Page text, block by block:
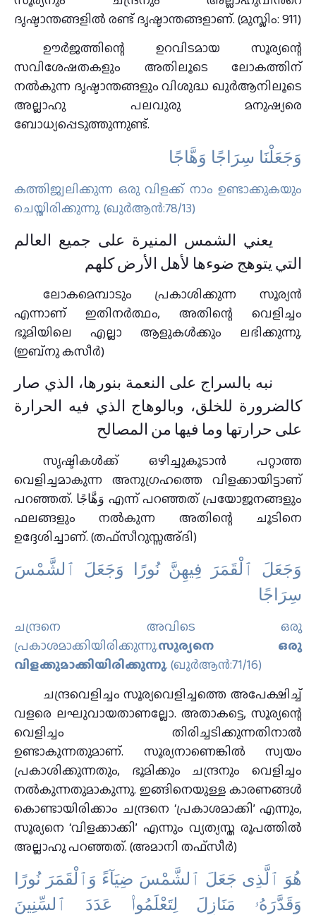
ദൃഷ്ടാന്തങ്ങളില്‍ രണ്ട് ദൃഷ്ടാന്തങ്ങളാണ്. (മുസ്ലിം: 911)
ഊര്‍ജത്തിന്റെ ഉറവിടമായ സൂര്യന്റെ
സവിശേഷതകളും അതിലൂടെ ലോകത്തിന്
നല്‍കുന്ന ദൃഷ്ടാന്തങ്ങളും വിശുദ്ധ ഖുര്‍ആനിലൂടെ
അല്ലാഹു പലവുരു മനുഷ്യരെ
ബോധ്യപ്പെടുത്തുന്നുണ്ട്.
وَجَعَلْنَا سِرَاجًا وَهَّاجًا
കത്തിജ്വലിക്കുന്ന ഒരു വിളക്ക് നാം ഉണ്ടാക്കുകയും
ചെയ്തിരിക്കുന്നു. (ഖുർആൻ:78/13)
يعني الشمس المنيرة على جميع العالم
التي يتوهج ضوءها لأهل الأرض كلهم
ലോകമെമ്പാടും പ്രകാശിക്കുന്ന സൂര്യൻ
എന്നാണ് ഇതിനർത്ഥം, അതിന്റെ വെളിച്ചം
ഭൂമിയിലെ എല്ലാ ആളുകൾക്കും ലഭിക്കുന്നു.
(ഇബ്നു കസീർ)
نبه بالسراج على النعمة بنورها، الذي صار
كالضرورة للخلق، وبالوهاج الذي فيه الحرارة
على حرارتها وما فيها من المصالح
സൃഷ്ടികള്‍ക്ക് ഒഴിച്ചുകൂടാന്‍ പറ്റാത്ത
വെളിച്ചമാകുന്ന അനുഗ്രഹത്തെ വിളക്കായിട്ടാണ്
പറഞ്ഞത്. وَهَّاجًا എന്ന് പറഞ്ഞത് പ്രയോജനങ്ങളും
ഫലങ്ങളും നല്‍കുന്ന അതിന്റെ ചൂടിനെ
ഉദ്ദേശിച്ചാണ്. (തഫ്സീറുസ്സഅ്ദി)
وَجَعَلَ ٱلْقَمَرَ فِيهِنَّ نُورًا وَجَعَلَ ٱلشَّمْسَ
سِرَاجًا
ചന്ദ്രനെ അവിടെ ഒരു
പ്രകാശമാക്കിയിരിക്കുന്നു.സൂര്യനെ ഒരു
വിളക്കുമാക്കിയിരിക്കുന്നു. (ഖുര്‍ആന്‍:71/16)
ചന്ദ്രവെളിച്ചം സൂര്യവെളിച്ചത്തെ അപേക്ഷിച്ച്
വളരെ ലഘുവായതാണല്ലോ. അതാകട്ടെ, സൂര്യന്റെ
വെളിച്ചം തിരിച്ചടിക്കുന്നതിനാല്‍
ഉണ്ടാകുന്നതുമാണ്. സൂര്യനാണെങ്കില്‍ സ്വയം
പ്രകാശിക്കുന്നതും, ഭൂമിക്കും ചന്ദ്രനും വെളിച്ചം
നൽകുന്നതുമാകുന്നു. ഇങ്ങിനെയുള്ള കാരണങ്ങള്‍
കൊണ്ടായിരിക്കാം ചന്ദ്രനെ ‘പ്രകാശമാക്കി’ എന്നും,
സൂര്യനെ ‘വിളക്കാക്കി’ എന്നും വ്യത്യസ്ത രൂപത്തില്‍
അല്ലാഹു പറഞ്ഞത്. (അമാനി തഫ്സീര്‍)
هُوَ ٱلَّذِى جَعَلَ ٱلشَّمْسَ ضِيَآءً وَٱلْقَمَرَ نُورًا
وَقَدَّرَهُۥ مَنَازِلَ لِتَعْلَمُوا۟ عَدَدَ ٱلسِّنِينَ